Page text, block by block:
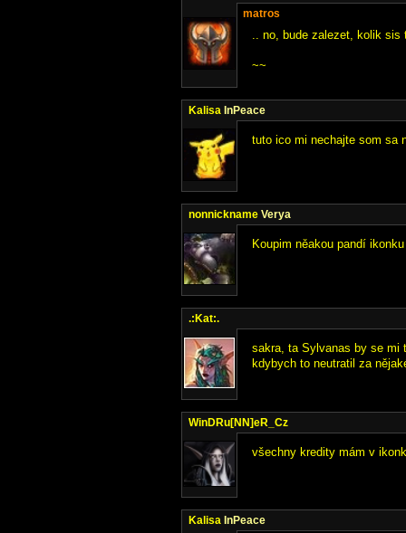
matros
.. no, bude zalezet, kolik sis
~~
Kalisa InPeace
tuto ico mi nechajte som sa
nonnickname Verya
Koupim něakou pandí
.:Kat:.
sakra, ta Sylvanas by se mi
kdybych to neutratil za
WinDRu[NN]eR_Cz
všechny kredity mám v
Kalisa InPeace